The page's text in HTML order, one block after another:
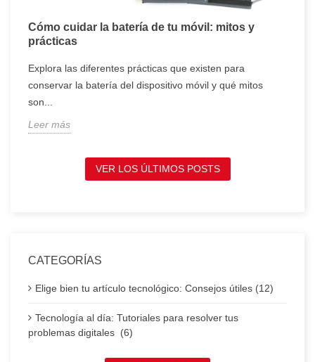
Cómo cuidar la batería de tu móvil: mitos y
prácticas
Explora las diferentes prácticas que existen para
conservar la batería del dispositivo móvil y qué mitos
son...
Leer más
VER LOS ÚLTIMOS POSTS
CATEGORÍAS
Elige bien tu artículo tecnológico: Consejos útiles (12)
Tecnología al día: Tutoriales para resolver tus
problemas digitales (6)